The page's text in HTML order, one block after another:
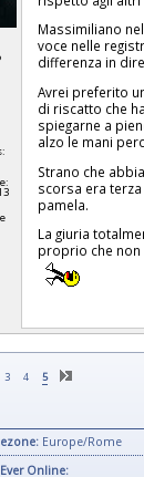
Massimiliano
voce nelle
differenza in
Avrei preferito
di riscatto che
spiegarne a
alzo le mani
Strano che
scorsa era
pamela.
La giuria
proprio che
3 4 5
Europe/Rome
Online: